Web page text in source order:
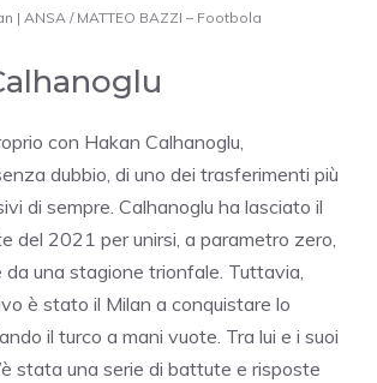
| ANSA / MATTEO BAZZI – Footbola
con Hakan Calhanoglu,
dubbio, di uno dei trasferimenti più
di sempre. Calhanoglu ha lasciato il
del 2021 per unirsi, a parametro zero,
da una stagione trionfale. Tuttavia,
è stato il Milan a conquistare lo
il turco a mani vuote. Tra lui e i suoi
stata una serie di battute e risposte